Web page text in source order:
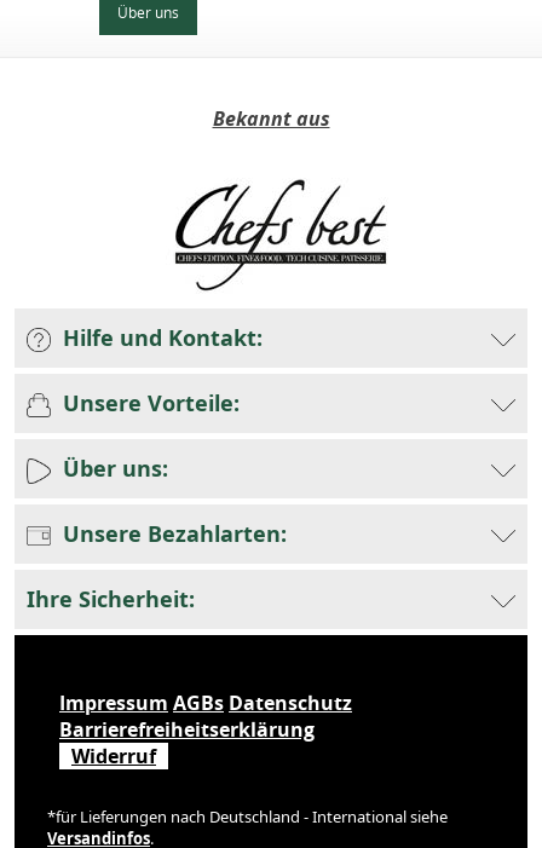
Über uns
Bekannt aus
Hilfe und Kontakt:
Unsere Vorteile:
Über uns:
Unsere Bezahlarten:
Ihre Sicherheit:
Impressum AGBs Datenschutz
Barrierefreiheitserklärung
Widerruf
*für Lieferungen nach Deutschland - International siehe
Versandinfos.